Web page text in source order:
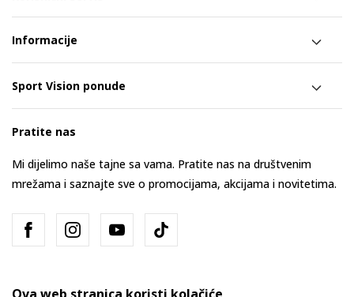
Informacije
Sport Vision ponude
Pratite nas
Mi dijelimo naše tajne sa vama. Pratite nas na društvenim
mrežama i saznajte sve o promocijama, akcijama i novitetima.